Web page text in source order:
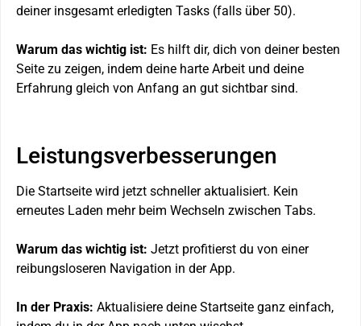
deiner insgesamt erledigten Tasks (falls über 50).
Warum das wichtig ist: Es hilft dir, dich von deiner besten
Seite zu zeigen, indem deine harte Arbeit und deine
Erfahrung gleich von Anfang an gut sichtbar sind.
Leistungsverbesserungen
Die Startseite wird jetzt schneller aktualisiert. Kein
erneutes Laden mehr beim Wechseln zwischen Tabs.
Warum das wichtig ist: Jetzt profitierst du von einer
reibungsloseren Navigation in der App.
In der Praxis: Aktualisiere deine Startseite ganz einfach,